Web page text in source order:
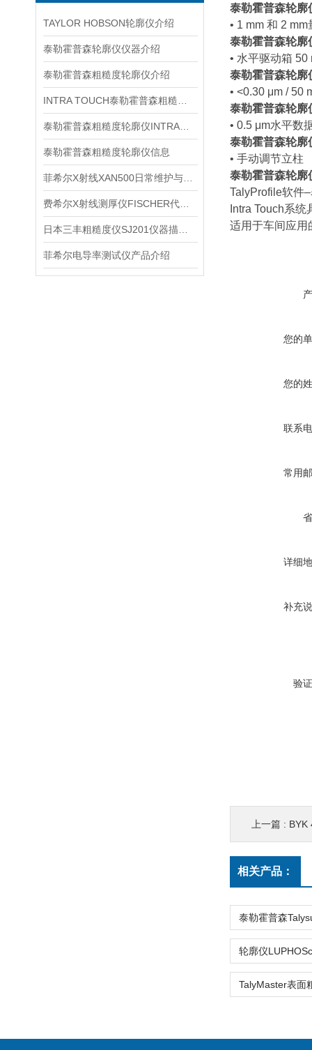
TAYLOR HOBSON轮廓仪介绍
泰勒霍普森轮廓仪仪器介绍
泰勒霍普森粗糙度轮廓仪介绍
泰勒霍普森粗糙度轮廓仪信息
菲希尔电导率测试仪产品介绍
泰勒霍普森轮廓
• 1 mm 和 2
泰勒霍普森轮廓
• 水平驱动箱 50
泰勒霍普森轮廓
• <0.30 μm / 50
泰勒霍普森轮廓
• 0.5 μm水平数
泰勒霍普森轮廓
• 手动调节立柱
泰勒霍普森轮廓
TalyProfile软件
Intra Touch系
适用于车间应用
您的
您的
联系
常用
详细
补充
验
上一篇 : BYK
相关产品：